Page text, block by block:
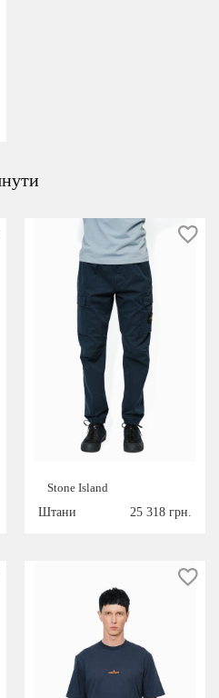
Stone Island
Штани
25 318 грн.